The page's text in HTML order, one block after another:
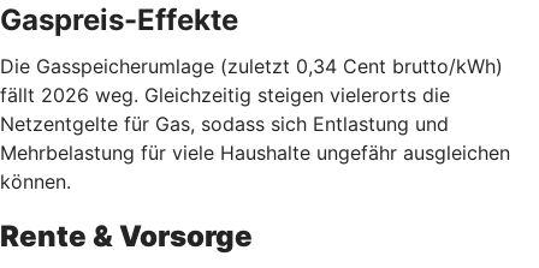
Gaspreis-Effekte
Die Gasspeicherumlage (zuletzt 0,34 Cent brutto/kWh)
fällt 2026 weg. Gleichzeitig steigen vielerorts die
Netzentgelte für Gas, sodass sich Entlastung und
Mehrbelastung für viele Haushalte ungefähr ausgleichen
können.
Rente & Vorsorge